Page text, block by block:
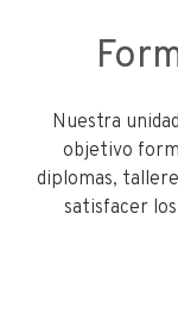
Nuestra
objetivo
diplomas,
satisfacer